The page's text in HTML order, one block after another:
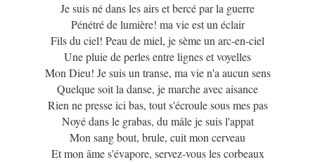
Je suis né dans les airs et bercé par la guerre
Pénétré de lumière! ma vie est un éclair
Fils du ciel! Peau de miel, je sème un arc-en-ciel
Une pluie de perles entre lignes et voyelles
Mon Dieu! Je suis un transe, ma vie n'a aucun sens
Quelque soit la danse, je marche avec aisance
Rien ne presse ici bas, tout s'écroule sous mes pas
Noyé dans le grabas, du mâle je suis l'appat
Mon sang bout, brule, cuit mon cerveau
Et mon âme s'évapore, servez-vous les corbeaux